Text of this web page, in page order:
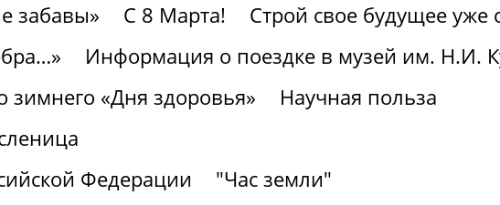
забавы» С 8 Марта!
Строй свое будущее уже
Информация о поездке в музей им. Н.И.
зимнего «Дня здоровья»
Научная польза
Федерации
"Час земли"